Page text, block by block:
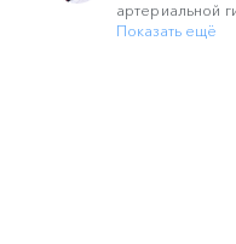
артериальной
Показать ещё